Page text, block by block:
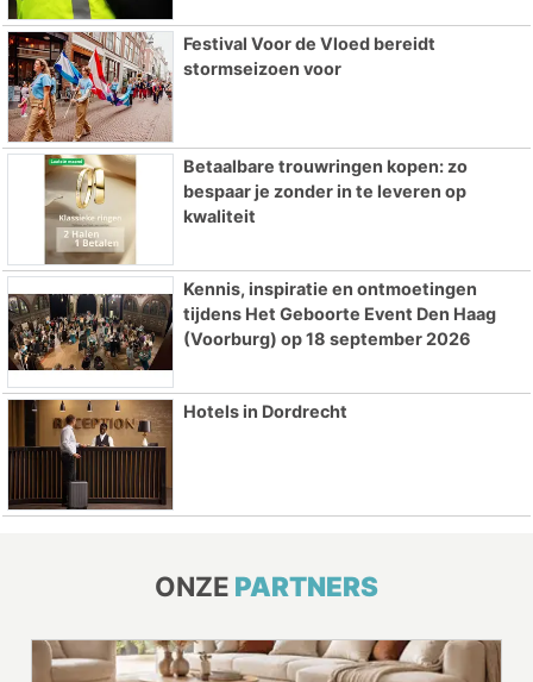
Festival Voor de Vloed bereidt
stormseizoen voor
Betaalbare trouwringen kopen: zo
bespaar je zonder in te leveren op
kwaliteit
Kennis, inspiratie en ontmoetingen
tijdens Het Geboorte Event Den Haag
(Voorburg) op 18 september 2026
Hotels in Dordrecht
ONZE PARTNERS